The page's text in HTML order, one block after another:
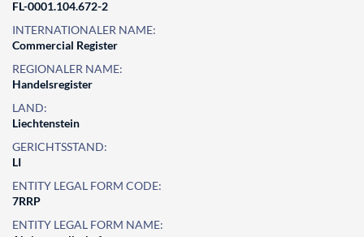
FL-0001.104.672-2
INTERNATIONALER NAME:
Commercial Register
REGIONALER NAME:
Handelsregister
LAND:
Liechtenstein
GERICHTSSTAND:
LI
ENTITY LEGAL FORM CODE:
7RRP
ENTITY LEGAL FORM NAME: